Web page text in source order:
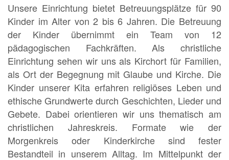
Unsere Einrichtung bietet Betreuungsplätze für 90
Kinder im Alter von 2 bis 6 Jahren. Die Betreuung
der Kinder übernimmt ein Team von 12
pädagogischen Fachkräften. Als christliche
Einrichtung sehen wir uns als Kirchort für Familien,
als Ort der Begegnung mit Glaube und Kirche. Die
Kinder unserer Kita erfahren religiöses Leben und
ethische Grundwerte durch Geschichten, Lieder und
Gebete. Dabei orientieren wir uns thematisch am
christlichen Jahreskreis. Formate wie der
Morgenkreis oder Kinderkirche sind fester
Bestandteil in unserem Alltag. Im Mittelpunkt der